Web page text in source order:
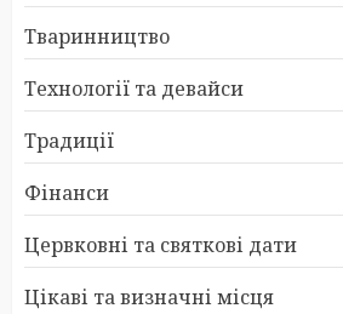
Тваринництво
Технології та девайси
Традиції
Фінанси
Цервковні та святкові дати
Цікаві та визначні місця